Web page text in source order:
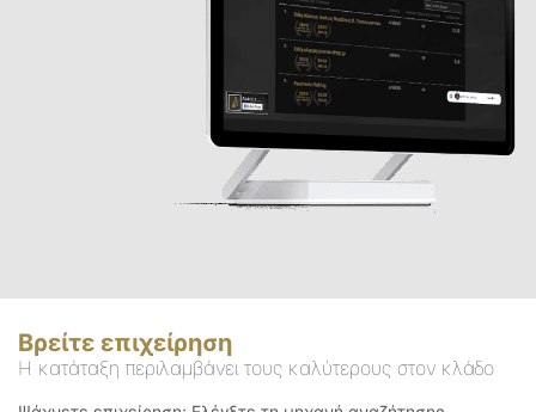
Βρείτε επιχείρηση
Η κατάταξη περιλαμβάνει τους καλύτερους στον κλάδο